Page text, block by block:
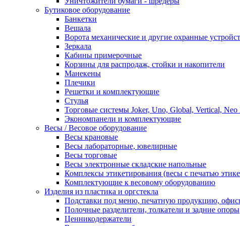
Бутиковое оборудование
Банкетки
Вешала
Ворота механические и другие охранные
Зеркала
Кабины примерочные
Корзины для распродаж, стойки и накопители
Манекены
Плечики
Решетки и комплектующие
Стулья
Торговые системы Joker, Uno, Global, Vertical, Neo
Экономпанели и комплектующие
Весы / Весовое оборудование
Весы крановые
Весы лабораторные, ювелирные
Весы торговые
Весы электронные складские напольные
Комплексы этикетирования (весы с печатью
Комплектующие к весовому оборудованию
Изделия из пластика и оргстекла
Подставки под меню, печатную продукцию,
Полочные разделители, толкатели и задние опоры
Ценникодержатели